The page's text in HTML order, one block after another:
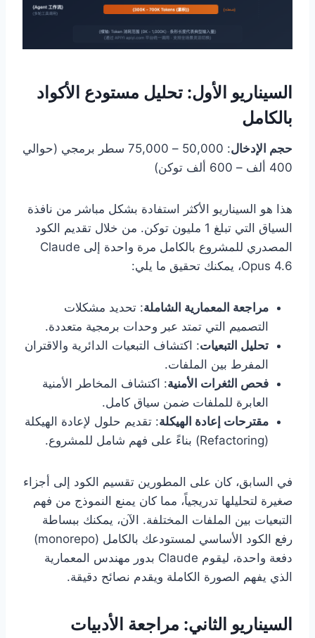
السيناريو الأول: تحليل مستودع الأكواد
بالكامل
حجم الإدخال
: 50,000 – 75,000 سطر برمجي (حوالي
400 ألف – 600 ألف توكن)
هذا هو السيناريو الأكثر استفادة بشكل مباشر من نافذة
السياق التي تبلغ 1 مليون توكن. من خلال تقديم الكود
المصدري للمشروع بالكامل مرة واحدة إلى Claude
Opus 4.6، يمكنك تحقيق ما يلي:
مراجعة المعمارية الشاملة: تحديد مشكلات
التصميم التي تمتد عبر وحدات برمجية متعددة.
تحليل التبعيات: اكتشاف التبعيات الدائرية والاقتران
المفرط بين الملفات.
فحص الثغرات الأمنية: اكتشاف المخاطر الأمنية
العابرة للملفات ضمن سياق كامل.
مقترحات إعادة الهيكلة: تقديم حلول لإعادة الهيكلة
(Refactoring) بناءً على فهم شامل للمشروع.
في السابق، كان على المطورين تقسيم الكود إلى أجزاء
صغيرة لتحليلها تدريجياً، مما كان يمنع النموذج من فهم
التبعيات بين الملفات المختلفة. الآن، يمكنك ببساطة
رفع الكود الأساسي لمستودعك بالكامل (monorepo)
دفعة واحدة، ليقوم Claude بدور مهندس المعمارية
الذي يفهم الصورة الكاملة ويقدم نصائح دقيقة.
السيناريو الثاني: مراجعة الأدبيات